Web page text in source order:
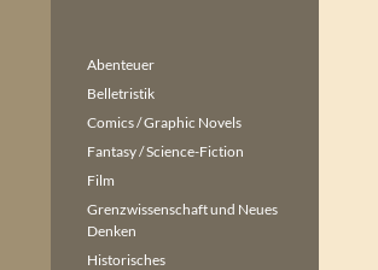
Abenteuer
Belletristik
Comics / Graphic Novels
Fantasy / Science-Fiction
Film
Grenzwissenschaft und Neues
Denken
Historisches